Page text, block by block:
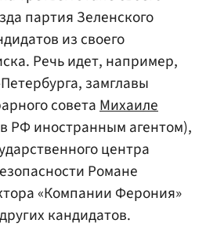
партия Зеленского
из своего
Речь идет, например,
замглавы
советаМихаиле
РФ иностранным агентом),
центра
Романе
«Компании Ферония»
кандидатов.